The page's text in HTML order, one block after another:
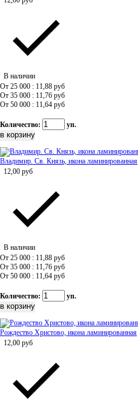
В наличии
От 25 000 : 11,88 руб
От 35 000 : 11,76 руб
От 50 000 : 11,64 руб
Количество: уп.
Владимир. Св. Князь, икона ламинированная
12,00 руб
В наличии
От 25 000 : 11,88 руб
От 35 000 : 11,76 руб
От 50 000 : 11,64 руб
Количество: уп.
Рождество Христово, икона ламинированная
12,00 руб